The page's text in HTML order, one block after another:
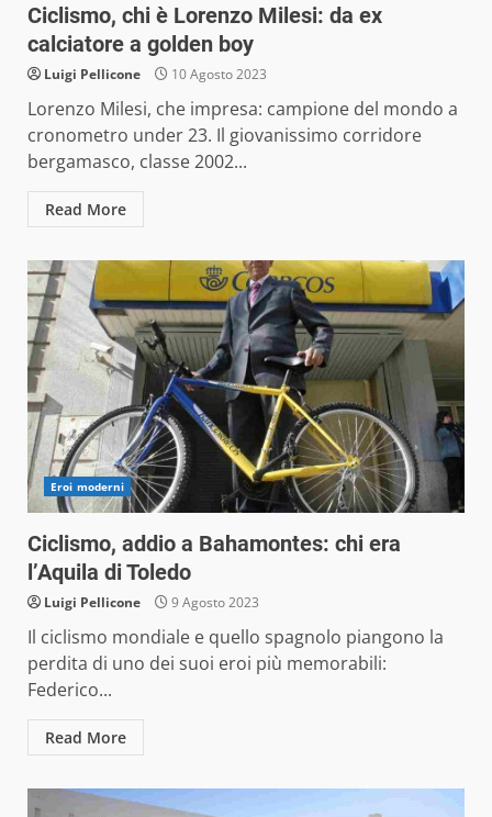
Ciclismo, chi è Lorenzo Milesi: da ex
calciatore a golden boy
Luigi Pellicone 10 Agosto 2023
Lorenzo Milesi, che impresa: campione del mondo a
cronometro under 23. Il giovanissimo corridore
bergamasco, classe 2002...
Read More
Eroi moderni
Ciclismo, addio a Bahamontes: chi era
l’Aquila di Toledo
Luigi Pellicone 9 Agosto 2023
Il ciclismo mondiale e quello spagnolo piangono la
perdita di uno dei suoi eroi più memorabili:
Federico...
Read More